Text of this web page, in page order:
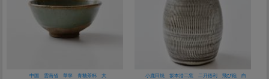
中国 雲南省 華寧 青釉茶杯 大 小鹿田焼 坂本浩二窯 二升徳利 飛び鉋 白